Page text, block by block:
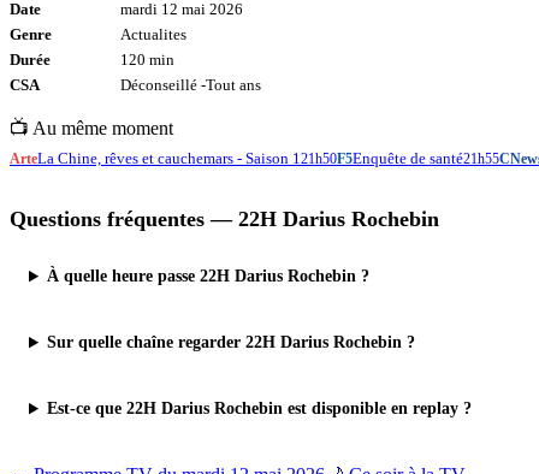
Date
mardi 12 mai 2026
Genre
Actualites
Durée
120 min
CSA
Déconseillé -Tout ans
📺 Au même moment
ArteLa Chine, rêves et cauchemars - Saison 121h50F5Enquête de santé21h55
Questions fréquentes — 22H Darius Rochebin
À quelle heure passe 22H Darius Rochebin ?
Sur quelle chaîne regarder 22H Darius Rochebin ?
Est-ce que 22H Darius Rochebin est disponible en replay ?